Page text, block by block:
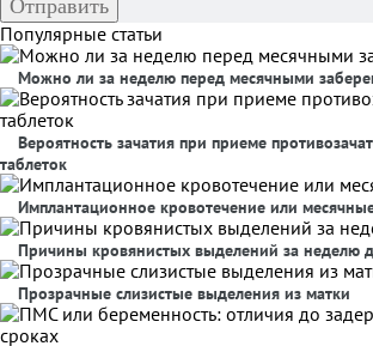
Популярные статьи
Можно ли за неделю перед месячными
Вероятность зачатия при приеме
таблеток
Имплантационное кровотечение или
Причины кровянистых выделений за неделю
Прозрачные слизистые выделения из матки